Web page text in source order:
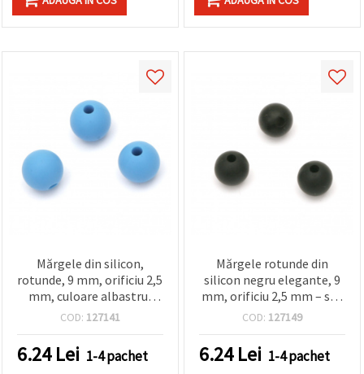
Mărgele din silicon,
rotunde, 9 mm, orificiu 2,5
mm, culoare albastru,
pentru agrafe de păr,
și accesorii handmade, 5
bucăți
COD: 127141
6.24Lei 1-4 pachet
Mărgele rotunde din
silicon negru elegante, 9
mm, orificiu 2,5 mm – set
de 5 bucăți pentru bijuterii
COD: 127149
6.24Lei 1-4 pachet